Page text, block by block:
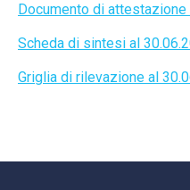
Documento di attestazione
Scheda di sintesi al
Griglia di rilevazione al